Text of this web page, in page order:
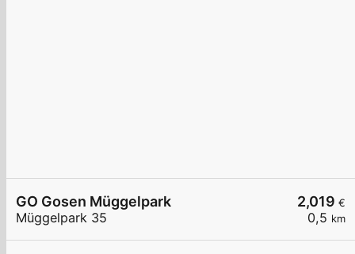
2,019 €
0,5 km
GO Gosen Müggelpark
Müggelpark 35